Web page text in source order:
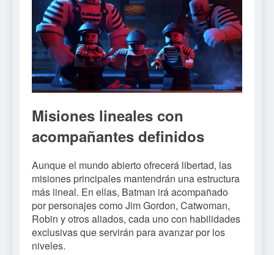
Misiones lineales con
acompañantes definidos
Aunque el mundo abierto ofrecerá libertad, las
misiones principales mantendrán una estructura
más lineal. En ellas, Batman irá acompañado
por personajes como Jim Gordon, Catwoman,
Robin y otros aliados, cada uno con habilidades
exclusivas que servirán para avanzar por los
niveles.